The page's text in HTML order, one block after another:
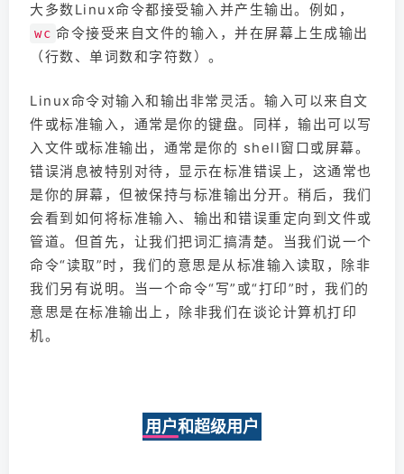
大多数Linux命令都接受输入并产生输出。例如，
wc 命令接受来自文件的输入，并在屏幕上生成输出
（行数、单词数和字符数）。
Linux命令对输入和输出非常灵活。输入可以来自文
件或标准输入，通常是你的键盘。同样，输出可以写
入文件或标准输出，通常是你的 shell窗口或屏幕。
错误消息被特别对待，显示在标准错误上，这通常也
是你的屏幕，但被保持与标准输出分开。稍后，我们
会看到如何将标准输入、输出和错误重定向到文件或
管道。但首先，让我们把词汇搞清楚。当我们说一个
命令“读取”时，我们的意思是从标准输入读取，除非
我们另有说明。当一个命令“写”或“打印”时，我们的
意思是在标准输出上，除非我们在谈论计算机打印
机。
用户和超级用户